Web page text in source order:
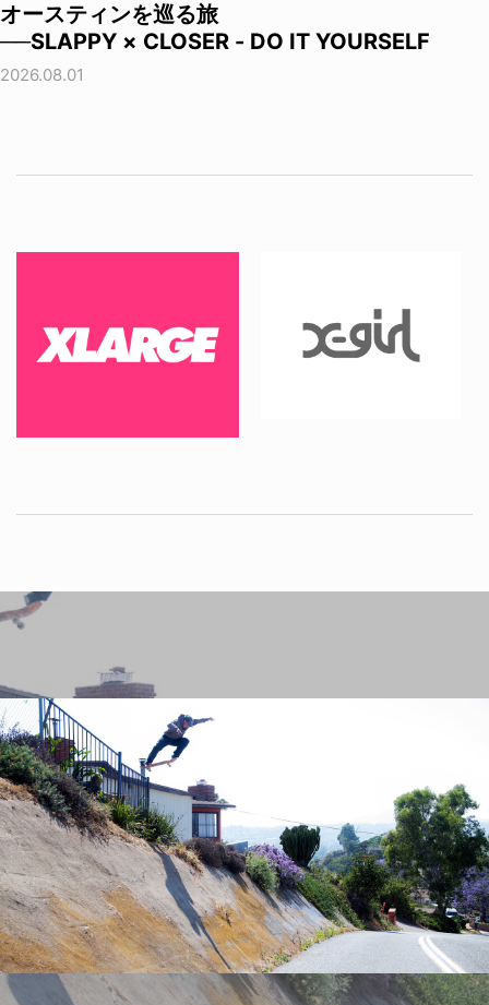
オースティンを巡る旅
──SLAPPY × CLOSER - DO IT YOURSELF
2026.08.01